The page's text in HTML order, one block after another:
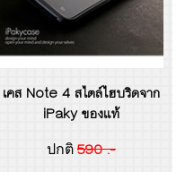
เคส Note 4 สไตล์ไฮบริดจาก
iPaky ของแท้
ปกติ 590 .-